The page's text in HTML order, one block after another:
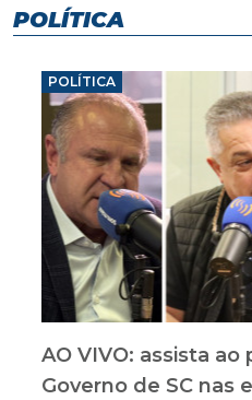
POLÍTICA
POLÍTICA
AO VIVO: assista
Governo de SC nas